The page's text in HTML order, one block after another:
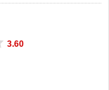
3.60